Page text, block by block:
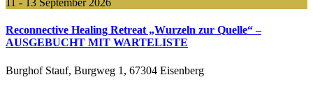
11 - 13 September 2026
Reconnective Healing Retreat „Wurzeln zur Quelle“ –
AUSGEBUCHT MIT WARTELISTE
Burghof Stauf, Burgweg 1, 67304 Eisenberg